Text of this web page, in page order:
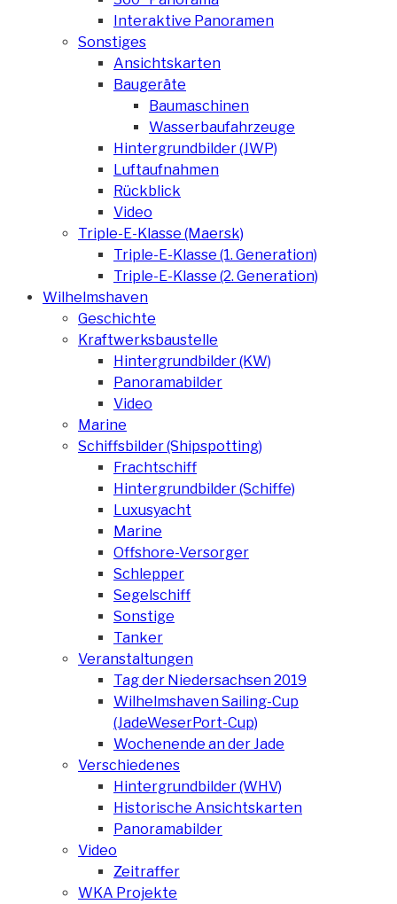
Interaktive Panoramen
Sonstiges
Ansichtskarten
Baugeräte
Baumaschinen
Wasserbaufahrzeuge
Hintergrundbilder (JWP)
Luftaufnahmen
Rückblick
Video
Triple-E-Klasse (Maersk)
Triple-E-Klasse (1. Generation)
Triple-E-Klasse (2. Generation)
Wilhelmshaven
Geschichte
Kraftwerksbaustelle
Hintergrundbilder (KW)
Panoramabilder
Video
Marine
Schiffsbilder (Shipspotting)
Frachtschiff
Hintergrundbilder (Schiffe)
Luxusyacht
Marine
Offshore-Versorger
Schlepper
Segelschiff
Sonstige
Tanker
Veranstaltungen
Tag der Niedersachsen 2019
Wilhelmshaven Sailing-Cup
(JadeWeserPort-Cup)
Wochenende an der Jade
Verschiedenes
Hintergrundbilder (WHV)
Historische Ansichtskarten
Panoramabilder
Video
Zeitraffer
WKA Projekte